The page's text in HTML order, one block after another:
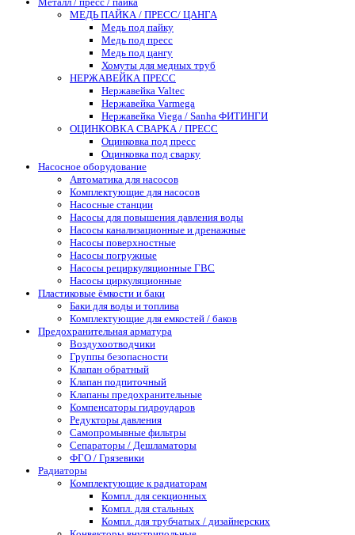
МЕДЬ ПАЙКА / ПРЕСС/ ЦАНГА
Медь под пайку
Медь под пресс
Медь под цангу
Хомуты для медных труб
НЕРЖАВЕЙКА ПРЕСС
Нержавейка Valtec
Нержавейка Varmega
Нержавейка Viega / Sanha ФИТИНГИ
ОЦИНКОВКА СВАРКА / ПРЕСС
Оцинковка под пресс
Оцинковка под сварку
Насосное оборудование
Автоматика для насосов
Комплектующие для насосов
Насосные станции
Насосы для повышения давления воды
Насосы канализационные и дренажные
Насосы поверхностные
Насосы погружные
Насосы рециркуляционные ГВС
Насосы циркуляционные
Пластиковые ёмкости и баки
Баки для воды и топлива
Комплектующие для емкостей / баков
Предохранительная арматура
Воздухоотводчики
Группы безопасности
Клапан обратный
Клапан подпиточный
Клапаны предохранительные
Компенсаторы гидроударов
Редукторы давления
Самопромывные фильтры
Сепараторы / Дешламаторы
ФГО / Грязевики
Радиаторы
Комплектующие к радиаторам
Компл. для секционных
Компл. для стальных
Компл. для трубчатых / дизайнерских